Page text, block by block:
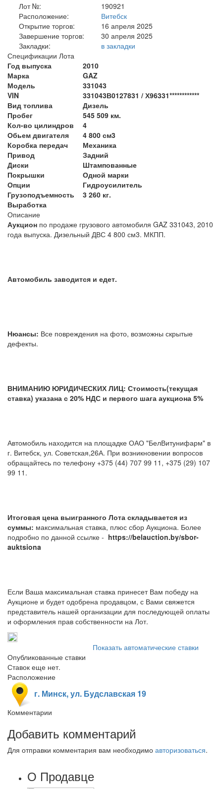
Лот №:
190921
Расположение:
Витебск
Открытие торгов:
16 апреля 2025
Завершение торгов:
30 апреля 2025
Закладки:
в закладки
Спецификации Лота
Год выпуска
2010
Марка
GAZ
Модель
331043
VIN
331043В0127831 / Х96331************
Вид топлива
Дизель
Пробег
545 509 км.
Кол-во цилиндров
4
Обьем двигателя
4 800 см3
Коробка передач
Механика
Привод
Задний
Диски
Штампованные
Покрышки
Одной марки
Опции
Гидроусилитель
Грузоподъемность
3 260 кг.
Выработка
Описание
Аукцион по продаже грузового автомобиля GAZ 331043, 2010
года выпуска. Дизельный ДВС 4 800 см3. МКПП.
Автомобиль заводится и едет.
Нюансы: Все повреждения на фото, возможны скрытые
дефекты.
ВНИМАНИЮ ЮРИДИЧЕСКИХ ЛИЦ: Стоимость(текущая
ставка) указана с 20% НДС и первого шага аукциона 5%
Автомобиль находится на площадке ОАО "БелВитунифарм" в
г. Витебск, ул. Советская,26А. При возникновении вопросов
обращайтесь по телефону +375 (44) 707 99 11, +375 (29) 107
99 11.
Итоговая цена выигранного Лота складывается из
суммы: максимальная ставка, плюс сбор Аукциона. Более
подробно по данной ссылке - https://belauction.by/sbor-
auktsiona
Если Ваша максимальная ставка принесет Вам победу на
Аукционе и будет одобрена продавцом, с Вами свяжется
представитель нашей организации для последующей оплаты
и оформления прав собственности на Лот.
Показать автоматические ставки
Опубликованные ставки
Ставок еще нет.
Расположение
г. Минск, ул. Будславская 19
Комментарии
Добавить комментарий
Для отправки комментария вам необходимо авторизоваться.
О Продавце